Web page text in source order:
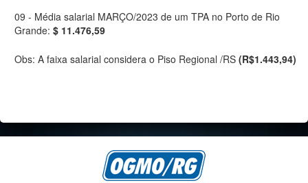
09 - Média salarial MARÇO/2023 de um TPA no Porto de Rio
Grande: $ 11.476,59
Obs: A faixa salarial considera o Piso Regional /RS (R$1.443,94)